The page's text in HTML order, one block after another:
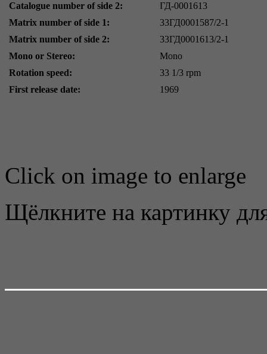
Catalogue number of side 2:
ГД-0001613
Matrix number of side 1:
33ГД0001587/2-1
Matrix number of side 2:
33ГД0001613/2-1
Mono or Stereo:
Mono
Rotation speed:
33 1/3 rpm
First release date:
1969
Click on image to enlarge
Щёлкните на картинку